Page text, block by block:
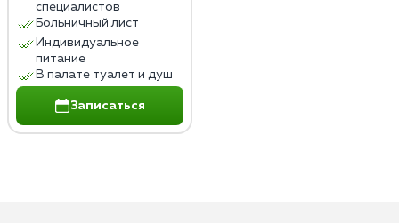
специалистов
Больничный лист
Индивидуальное
питание
В палате туалет и душ
Записаться